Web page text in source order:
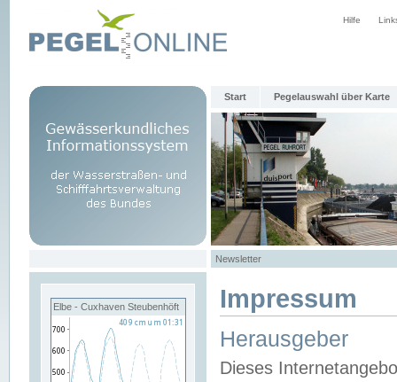
Hilfe
Start Pegelauswahl über Karte
Newsletter
Elbe - Cuxhaven Steubenhöft Impressum
Herausgeber
Dieses